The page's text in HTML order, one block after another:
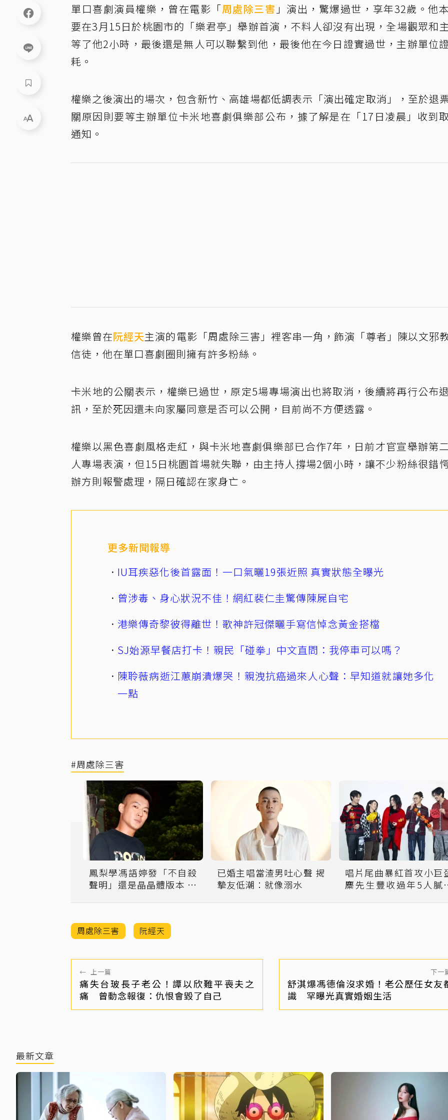
單口喜劇演員權樂，曾在電影「周處除三害 」演出，驚爆過世，享年32歲。他
要在3月15日於桃園市的「樂君亭」舉辦首演，不料人卻沒有出現，全場觀眾和
等了他2小時，最後還是無人可以聯繫到他，最後他在今日證實過世，主辦單位
耗。
權樂之後演出的場次，包含新竹、高雄場都低調表示「演出確定取消」，至於退
關原因則要等主辦單位卡米地喜劇俱樂部公布，據了解是在「17日凌晨」收到
通知。
權樂曾在阮經天主演的電影「周處除三害」裡客串一角，飾演「尊者」陳以文邪
信徒，他在單口喜劇圈則擁有許多粉絲。
卡米地的公關表示，權樂已過世，原定5場專場演出也將取消，後續將再行公布
訊，至於死因還未向家屬同意是否可以公開，目前尚不方便透露。
權樂以黑色喜劇風格走紅，與卡米地喜劇俱樂部已合作7年，日前才官宣舉辦第
人專場表演，但15日桃園首場就失聯，由主持人撐場2個小時，讓不少粉絲很錯
辦方則報警處理，隔日確認在家身亡。
更多新聞報導
IU耳疾惡化後首露面！一口氣曬19張近照 真實狀態全曝光
曾涉毒、身心狀況不佳！網紅裴仁圭驚傳陳屍自宅
港樂傳奇黎彼得離世！歌神許冠傑曬手寫信悼念黃金搭檔
SJ始源早餐店打卡！親民「碰拳」中文直問：我停車可以嗎？
陳聆薇病逝江蕙崩潰爆哭！親洩抗癌過來人心聲：早知道就讓她多化
一點
#周處除三害
鳳梨學馮語婷發「不自殺
聲明」還是晶晶體版本 網
已婚主唱當渣男吐心聲 揭
摯友低潮：就像溺水
唱片尾曲暴紅首攻小巨
麋先生豐收過年5人膩
周處除三害 阮經天
← 上一篇
痛失台玻長子老公！譚以欣難平喪夫之
痛 曾動念報復：仇恨會毀了自己
下一
舒淇爆馮德倫沒求婚！老公歷任女友
識 罕曝光真實婚姻生活
最新文章